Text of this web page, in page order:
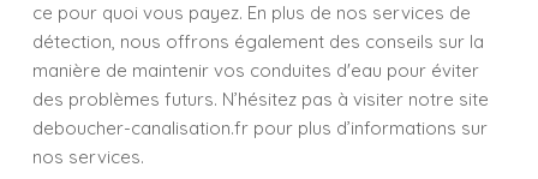
ce pour quoi vous payez. En plus de nos services de
détection, nous offrons également des conseils sur la
manière de maintenir vos conduites d'eau pour éviter
des problèmes futurs. N’hésitez pas à visiter notre site
deboucher-canalisation.fr pour plus d’informations sur
nos services.